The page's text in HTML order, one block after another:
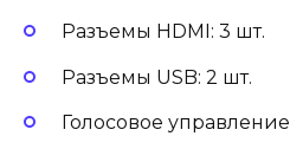
Разъемы HDMI: 3 шт.
Разъемы USB: 2 шт.
Голосовое управление